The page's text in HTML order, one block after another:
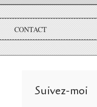
CONTACT
Suivez-moi